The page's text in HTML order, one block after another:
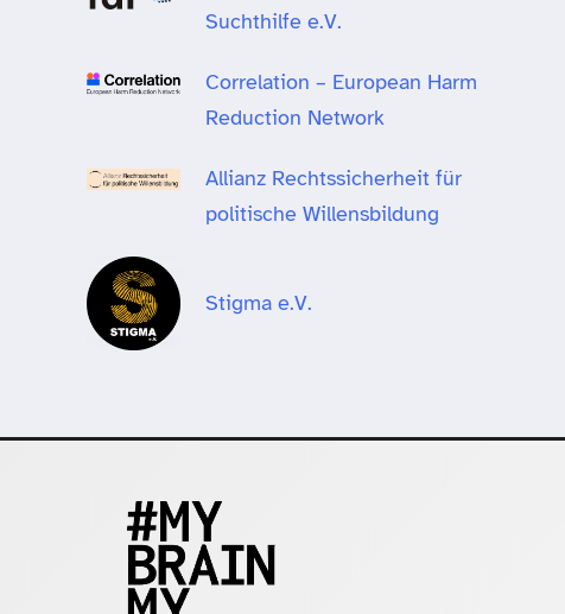
Suchthilfe e.V.
Correlation – European Harm
Reduction Network
Allianz Rechtssicherheit für
politische Willensbildung
Stigma e.V.